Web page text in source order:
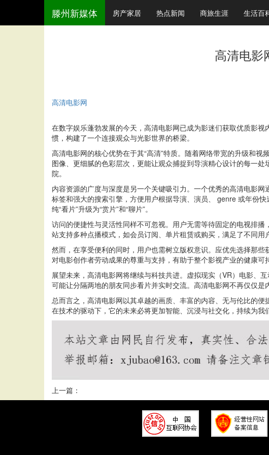
滕州新媒体 房产家居 热点新闻 商旅生涯 生活百
高清电影
高清电影网
在数字娱乐蓬勃发展的今天，高清电影网已成为影迷们获取优质影
惯，构建了一个连接观众与光影世界的桥梁。
高清电影网的核心优势在于其“高清”特质。随着网络带宽的升级和
图像、更细腻的色彩层次，更能让观众捕捉到导演精心设计的每一
院。
内容资源的广度与深度是另一个关键吸引力。一个优秀的高清电影
标签和强大的搜索引擎，方便用户根据导演、演员、 genre 或年份
纯“看片”升级为“赏片”和“聊片”。
访问的便捷性与灵活性同样不可忽视。用户无需等待固定的电视排
站支持多种点播模式，如会员订阅、单片租赁或购买，满足了不同用
然而，在享受便利的同时，用户也需树立版权意识。应优先选择那
对电影创作者劳动成果的尊重与支持，有助于整个影视产业的健康可
展望未来，高清电影网将继续与科技共进。虚拟现实（VR）电影、
可能让分隔两地的朋友同步看片并实时交流。高清电影网不再仅仅
总而言之，高清电影网以其卓越的画质、丰富的内容、无与伦比的
在技术的驱动下，它的未来必将更加智能、沉浸与社交化，持续为我
上一篇：